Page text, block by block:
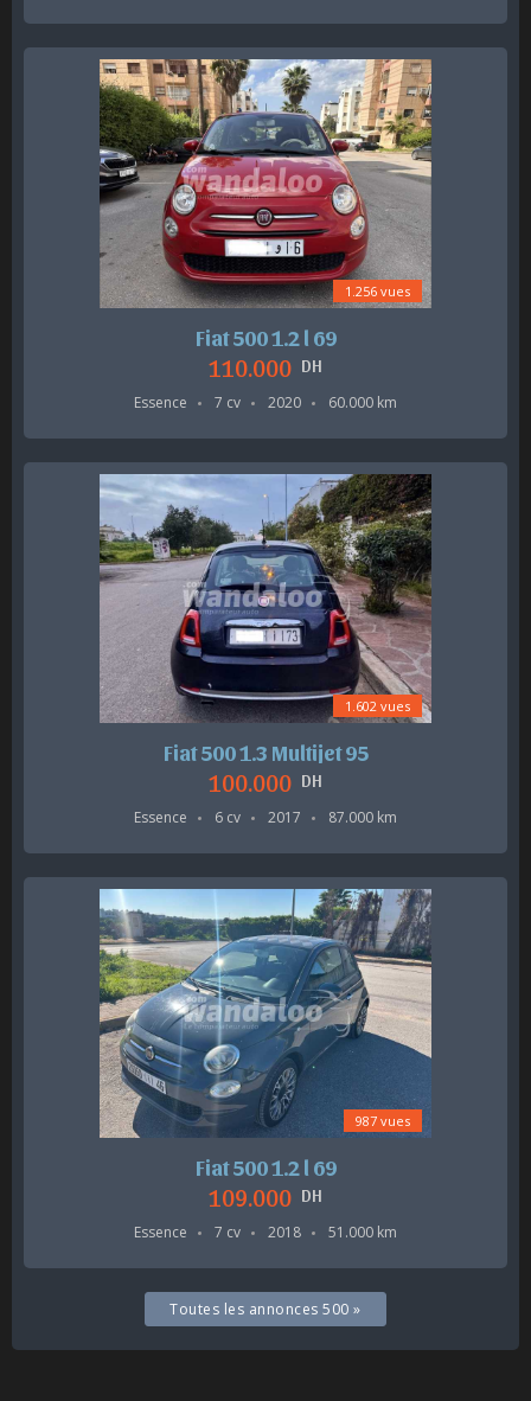
1.256 vues
Fiat 500 1.2 l 69
110.000 DH
Essence 7 cv 2020 60.000 km
1.602 vues
Fiat 500 1.3 Multijet 95
100.000 DH
Essence 6 cv 2017 87.000 km
987 vues
Fiat 500 1.2 l 69
109.000 DH
Essence 7 cv 2018 51.000 km
Toutes les annonces 500 »